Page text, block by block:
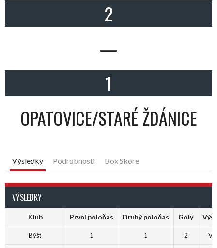
2
—
1
OPATOVICE/STARÉ ŽDÁNICE
Výsledky Podrobnosti Box Skóre
VÝSLEDKY
Klub První poločas Druhý poločas Góly
Býšť 1 1 2